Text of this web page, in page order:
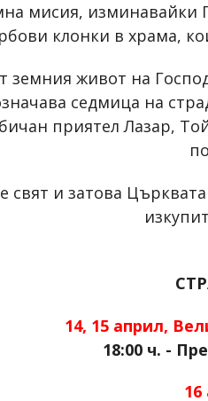
мисия, изминавайки
клонки в храма,
земния живот на
седмица на
приятел Лазар,
свят и затова
14, 15 април,
18:00 ч. -